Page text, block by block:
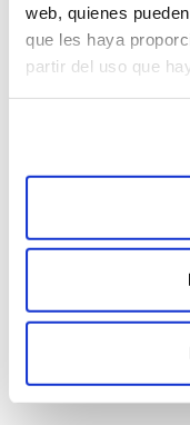
web, quienes
que les haya
partir del uso que
DE VIAJE
RIBEIRA
CRISTINA Y